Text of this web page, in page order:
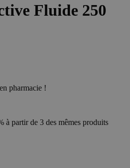
Fluide 250
pharmacie !
à partir de 3 des mêmes produits